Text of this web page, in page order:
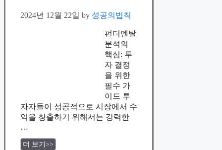
2024년 12월 22일 by 성공의법칙
펀더멘탈
분석의
핵심: 투
자 결정
을 위한
필수 가
이드 투
자자들이 성공적으로 시장에서 수
익을 창출하기 위해서는 강력한
…
더 보기>>